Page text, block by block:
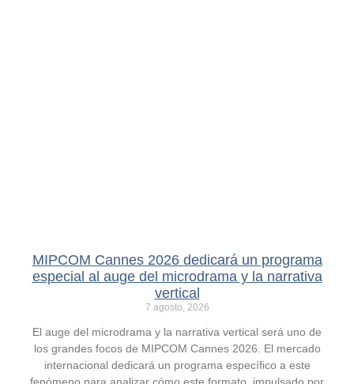
MIPCOM Cannes 2026 dedicará un programa
especial al auge del microdrama y la narrativa
vertical
7 agosto, 2026
El auge del microdrama y la narrativa vertical será uno de
los grandes focos de MIPCOM Cannes 2026. El mercado
internacional dedicará un programa específico a este